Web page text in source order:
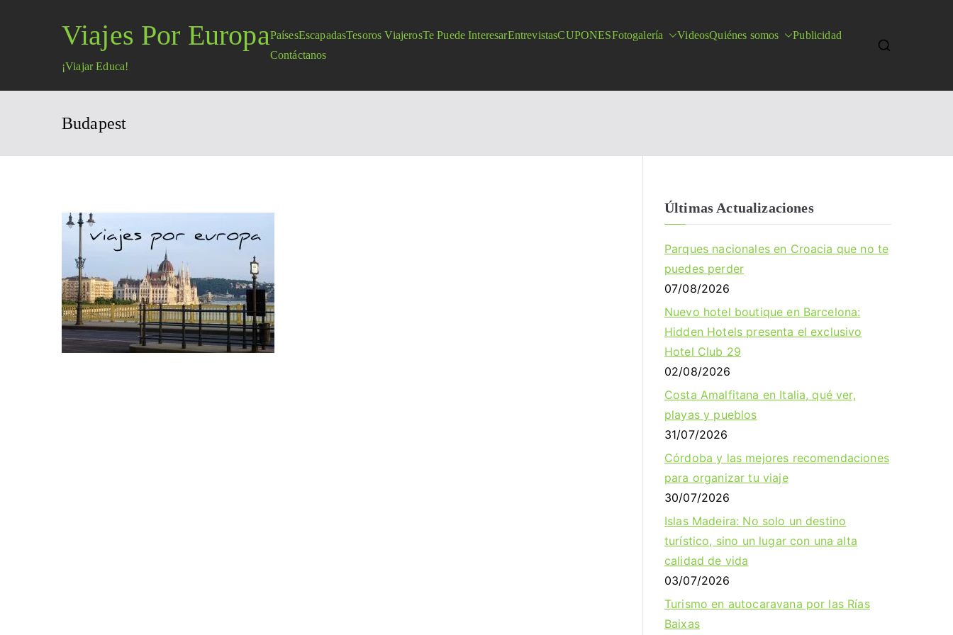
Viajes Por Europa
¡Viajar Educa!
PaísesEscapadasTesoros ViajerosTe Puede InteresarEntrevistasCUPONESFotogalería VideosQuiénes somos
Publicidad
Contáctanos
Budapest
Últimas Actualizaciones
Parques nacionales en Croacia que no te
puedes perder
07/08/2026
Nuevo hotel boutique en Barcelona:
Hidden Hotels presenta el exclusivo
Hotel Club 29
02/08/2026
Costa Amalfitana en Italia, qué ver,
playas y pueblos
31/07/2026
Córdoba y las mejores recomendaciones
para organizar tu viaje
30/07/2026
Islas Madeira: No solo un destino
turístico, sino un lugar con una alta
calidad de vida
03/07/2026
Turismo en autocaravana por las Rías
Baixas